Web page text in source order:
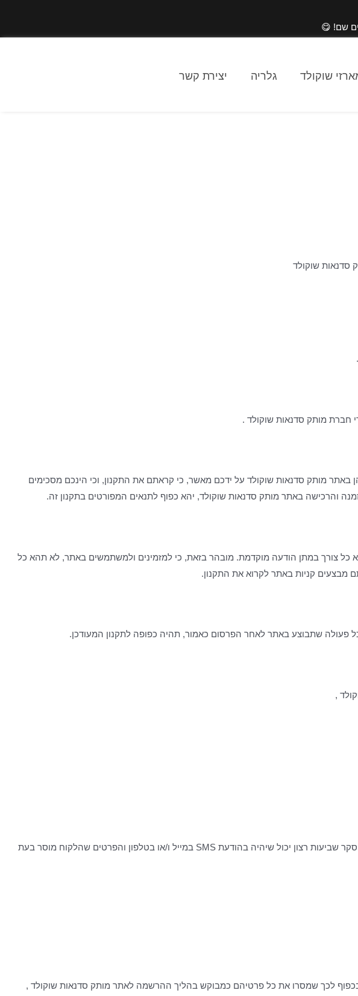
שם! 😋
שוקולד גלריה יצירת קשר
סדנאות שוקולד
חברת מותק סדנאות שוקולד .
באתר מותק סדנאות שוקולד על ידכם מאשר, כי קראתם את התקנון, וכי הינכם מסכימים
והרכישה באתר מותק סדנאות שוקולד, יהא כפוף לתנאים המפורטים בתקנון זה.
כל צורך במתן הודעה מוקדמת. מובהר בזאת, כי למזמינים ולמשתמשים באתר, לא תהא כל
מבצעים קניות באתר לקרוא את התקנון.
פעולה שתבוצע באתר לאחר הפרסום כאמור, תהיה כפופה לתקנון המעודכן.
,
מותק סדנאות שוקולד רשאית לערוך סקרי שביעות רצון מעת לעת על מנת לשפר את השירות שהיא מעניקה ללקוחותיה. סקר שביעות רצון יכול שיהיה בהודעת SMS במייל ו/או בטלפון והפרטים שהלקוח מוסר בעת
לכך שמסרו את כל פרטיהם כמבוקש בהליך ההרשמה לאתר מותק סדנאות שוקולד ,